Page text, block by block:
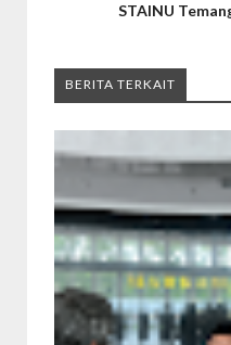
STAINU
BERITA TERKAIT